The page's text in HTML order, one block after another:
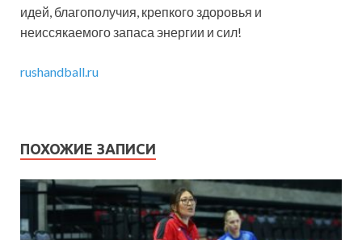
идей, благополучия, крепкого здоровья и
неиссякаемого запаса энергии и сил!
rushandball.ru
ПОХОЖИЕ ЗАПИСИ